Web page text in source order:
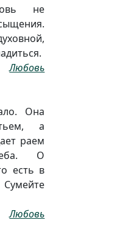
не
Любовь
Она
а
раем
О
есть в
Любовь